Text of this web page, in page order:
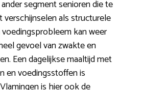
segment senioren die te
als structurele
voedingsprobleem kan weer
gevoel van zwakte en
Een dagelijkse maaltijd met
en voedingsstoffen is
is hier ook de